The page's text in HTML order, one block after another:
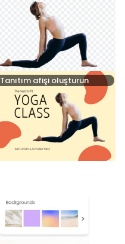
Tanıtım afişi oluşturun